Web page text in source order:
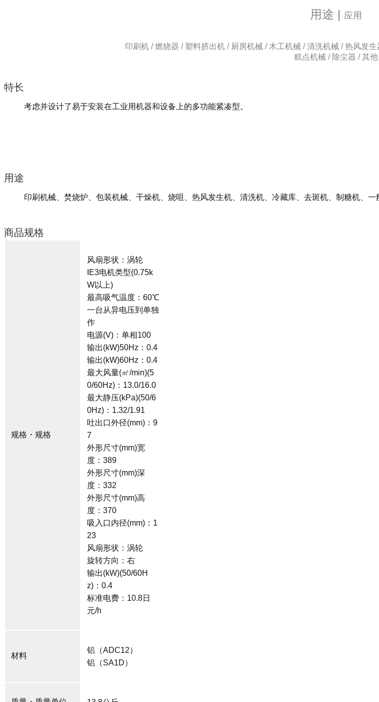
用途 | 应用
印刷机 / 燃烧器 / 塑料挤出机 / 厨房机械 / 木工机械 / 清洗机械 / 热风发
糕点机械 / 除尘器 / 其他
特长
考虑并设计了易于安装在工业用机器和设备上的多功能紧凑型。
用途
印刷机械、焚烧炉、包装机械、干燥机、烧咀、热风发生机、清洗机、冷藏库、去斑机、制糖机、一
商品规格
规格・规格
风扇形状：涡轮
IE3电机类型(0.75k
W以上)
最高吸气温度：60℃
一台从异电压到单独
作
电源(V)：单相100
输出(kW)50Hz：0.4
输出(kW)60Hz：0.4
最大风量(㎥/min)(5
0/60Hz)：13.0/16.0
最大静压(kPa)(50/6
0Hz)：1.32/1.91
吐出口外径(mm)：9
7
外形尺寸(mm)宽
度：389
外形尺寸(mm)深
度：332
外形尺寸(mm)高
度：370
吸入口内径(mm)：1
23
风扇形状：涡轮
旋转方向：右
输出(kW)(50/60H
z)：0.4
标准电费：10.8日
元/h
材料
铝（ADC12）
铝（SA1D）